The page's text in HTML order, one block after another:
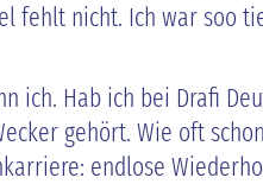
fehlt nicht. Ich war soo
ich. Hab ich bei Drafi
gehört. Wie oft
endlose